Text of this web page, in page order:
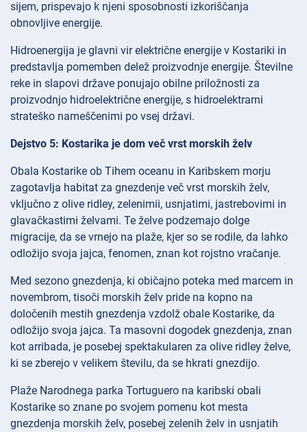
sijem, prispevajo k njeni sposobnosti izkoriščanja
obnovljive energije.
Hidroenergija je glavni vir električne energije v Kostariki in
predstavlja pomemben delež proizvodnje energije. Številne
reke in slapovi države ponujajo obilne priložnosti za
proizvodnjo hidroelektrične energije, s hidroelektrarni
strateško nameščenimi po vsej državi.
Dejstvo 5: Kostarika je dom več vrst morskih želv
Obala Kostarike ob Tihem oceanu in Karibskem morju
zagotavlja habitat za gnezdenje več vrst morskih želv,
vključno z olive ridley, zelenimii, usnjatimi, jastrebovimi in
glavačkastimi želvami. Te želve podzemajo dolge
migracije, da se vrnejo na plaže, kjer so se rodile, da lahko
odložijo svoja jajca, fenomen, znan kot rojstno vračanje.
Med sezono gnezdenja, ki običajno poteka med marcem in
novembrom, tisoči morskih želv pride na kopno na
določenih mestih gnezdenja vzdolž obale Kostarike, da
odložijo svoja jajca. Ta masovni dogodek gnezdenja, znan
kot arribada, je posebej spektakularen za olive ridley želve,
ki se zberejo v velikem številu, da se hkrati gnezdijo.
Plaže Narodnega parka Tortuguero na karibski obali
Kostarike so znane po svojem pomenu kot mesta
gnezdenja morskih želv, posebej zelenih želv in usnjatih